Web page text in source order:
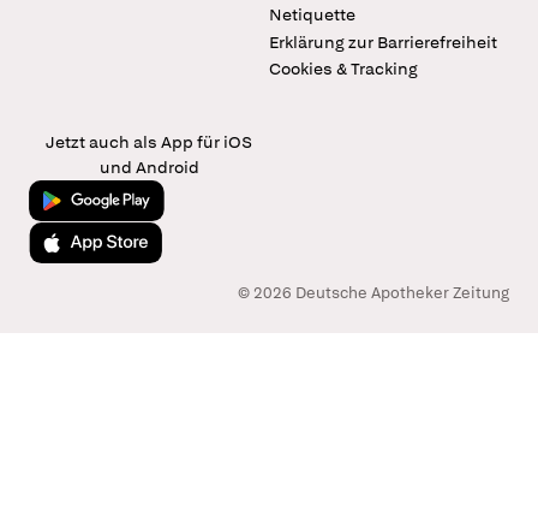
Netiquette
Erklärung zur Barrierefreiheit
Cookies & Tracking
Jetzt auch als App für iOS
und Android
Jetzt bei Google Play
Laden im App Store
© 2026 Deutsche Apotheker Zeitung